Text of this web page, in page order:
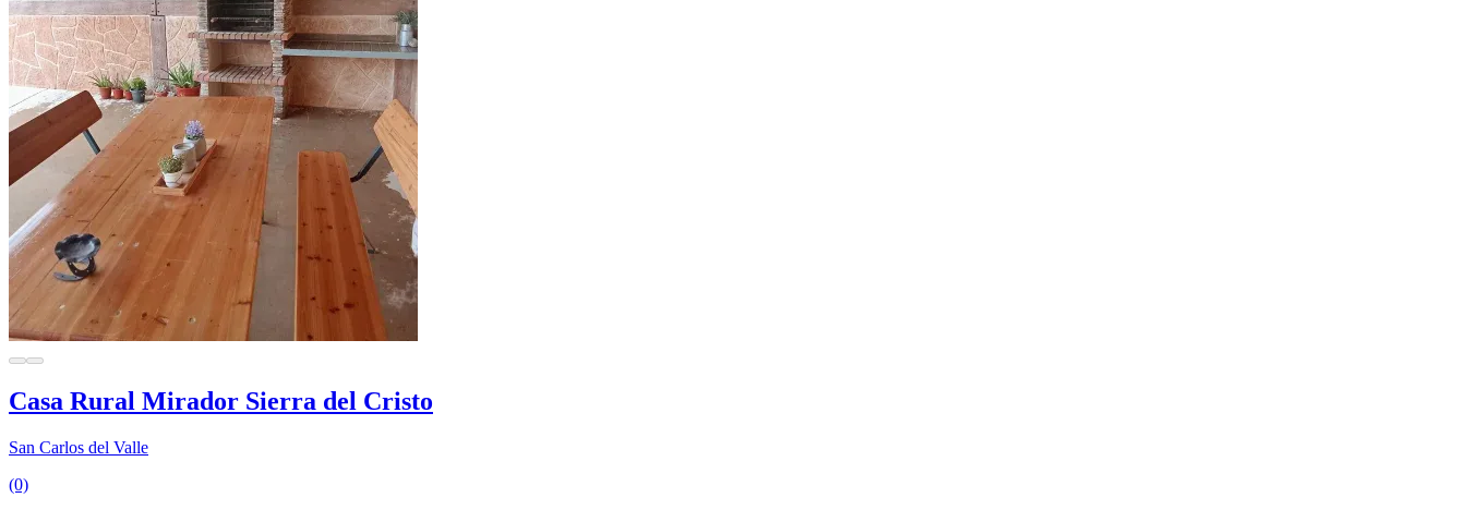
Casa Rural Mirador Sierra del Cristo
San Carlos del Valle
(0)